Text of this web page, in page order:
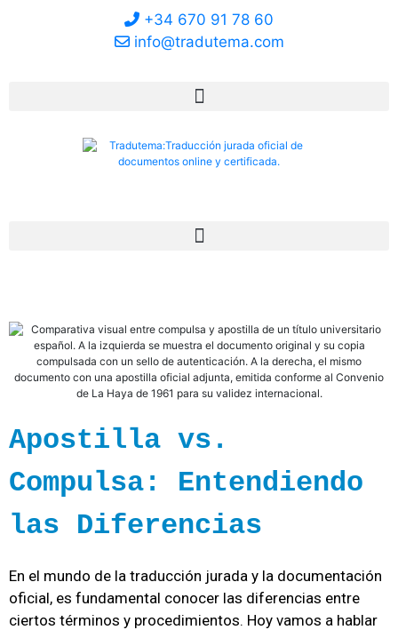
+34 670 91 78 60
info@tradutema.com
Apostilla vs.
Compulsa: Entendiendo
las Diferencias
En el mundo de la traducción jurada y la documentación
oficial, es fundamental conocer las diferencias entre
ciertos términos y procedimientos. Hoy vamos a hablar